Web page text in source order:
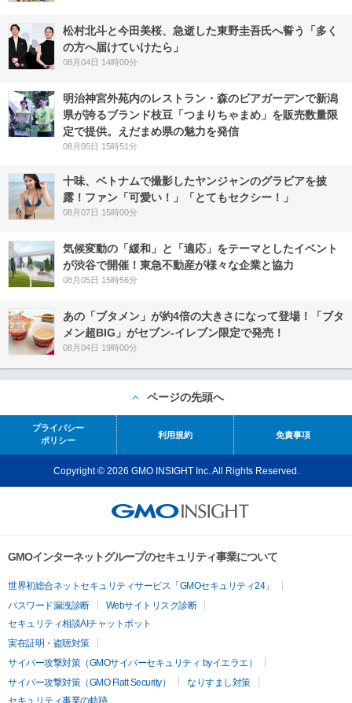
松村北斗と今田美桜、急逝した東野圭吾氏へ誓う「多く
の方へ届けていけたら」
08月04日 14時00分
明治神宮外苑内のレストラン・森のビアガーデンで新潟
県が誇るブランド枝豆「つまりちゃまめ」を販売数量限
定で提供。えだまめ県の魅力を発信
08月05日 15時51分
十味、ベトナムで撮影したヤンジャンのグラビアを披
露！ファン「可愛い！」「とてもセクシー！」
08月07日 15時00分
気候変動の「緩和」と「適応」をテーマとしたイベント
が渋谷で開催！東急不動産が様々な企業と協力
08月05日 15時56分
あの「ブタメン」が約4倍の大きさになって登場！「ブタ
メン超BIG」がセブン‐イレブン限定で発売！
08月04日 19時00分
ページの先頭へ
プライバシー
ポリシー
利用規約 免責事項
Copyright © 2026 GMO INSIGHT Inc. All Rights Reserved.
GMOインターネットグループのセキュリティ事業について
世界初総合ネットセキュリティサービス「GMOセキュリティ24」
パスワード漏洩診断
Webサイトリスク診断
セキュリティ相談AIチャットボット
実在証明・盗聴対策
サイバー攻撃対策（GMOサイバーセキュリティ byイエラエ）
サイバー攻撃対策（GMO Flatt Security）
なりすまし対策
セキュリティ事業の軌跡